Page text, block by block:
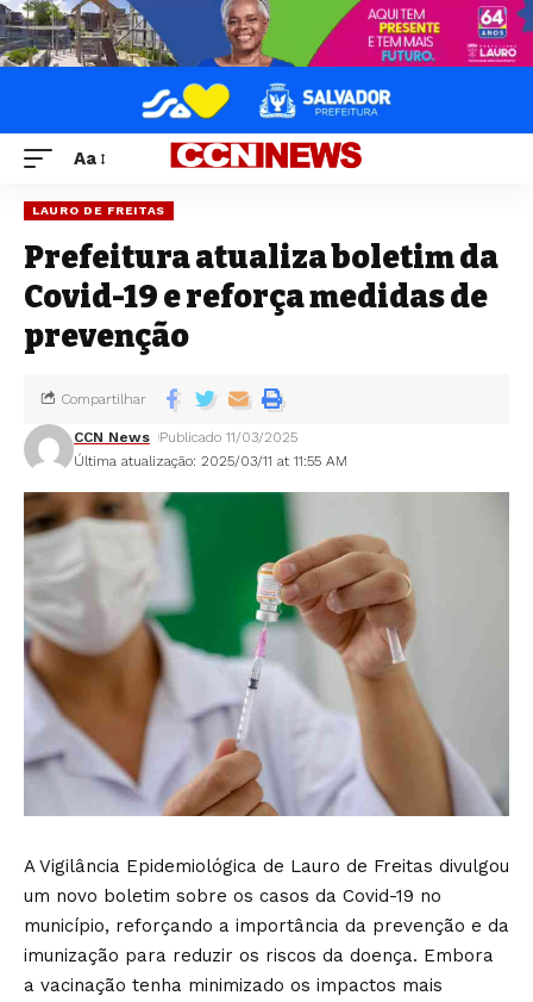
Aa
LAURO DE FREITAS
Prefeitura atualiza boletim da
Covid-19 e reforça medidas de
prevenção
Última atualização: 2025/03/11 at 11:55 AM
CCN News Publicado 11/03/2025
Compartilhar
A Vigilância Epidemiológica de Lauro de Freitas divulgou
um novo boletim sobre os casos da Covid-19 no
município, reforçando a importância da prevenção e da
imunização para reduzir os riscos da doença. Embora
a vacinação tenha minimizado os impactos mais